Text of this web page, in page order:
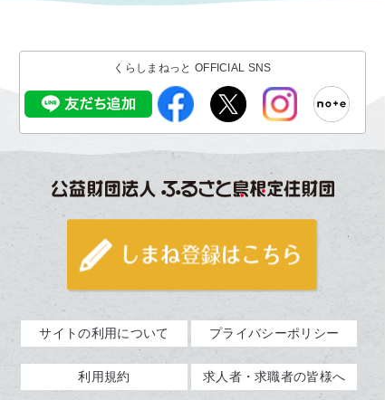
くらしまねっと OFFICIAL SNS
サイトの利用について プライバシーポリシー
利用規約 求人者・求職者の皆様へ